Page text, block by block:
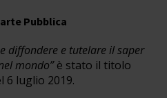
Pubblica
diffondere e tutelare il saper
mondo”è stato il titolo
6 luglio 2019.